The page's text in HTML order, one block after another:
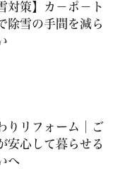
対策】カ－ポ－ト
除雪の手間を減ら
りリフォーム│ご
安心して暮らせる
へ